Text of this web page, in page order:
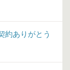
ありがとう